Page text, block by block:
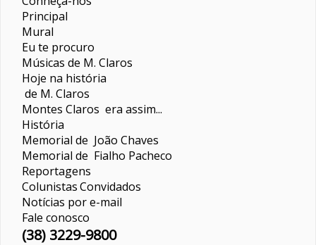
Principal
Mural
Eu te procuro
Músicas de M. Claros
Hoje na história
de M. Claros
Montes Claros era assim...
História
Memorial de João Chaves
Memorial de Fialho Pacheco
Reportagens
ColunistasConvidados
Notícias por e-mail
Fale conosco
(38) 3229-9800